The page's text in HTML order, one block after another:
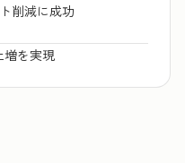
削減に成功
増を実現